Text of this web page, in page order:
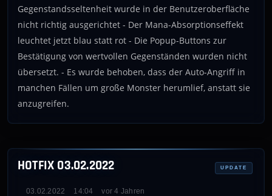
Gegenstandsseltenheit wurde in der Benutzeroberfläche
nicht richtig ausgerichtet - Der Mana-Absorptionseffekt
leuchtet jetzt blau statt rot - Die Popup-Buttons zur
Bestätigung von wertvollen Gegenständen wurden nicht
übersetzt. - Es wurde behoben, dass der Auto-Angriff in
manchen Fällen um große Monster herumlief, anstatt sie
anzugreifen.
HOTFIX 03.02.2022 UPDATE
03.02.2022 14:04 vor 4 Jahren